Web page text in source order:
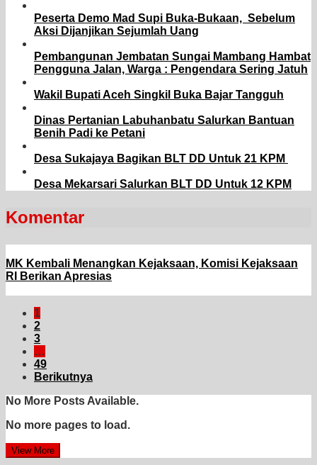
Peserta Demo Mad Supi Buka-Bukaan, Sebelum
Aksi Dijanjikan Sejumlah Uang
Pembangunan Jembatan Sungai Mambang Hambat
Pengguna Jalan, Warga : Pengendara Sering Jatuh
Wakil Bupati Aceh Singkil Buka Bajar Tangguh
Dinas Pertanian Labuhanbatu Salurkan Bantuan
Benih Padi ke Petani
Desa Sukajaya Bagikan BLT DD Untuk 21 KPM
Desa Mekarsari Salurkan BLT DD Untuk 12 KPM
Komentar
MK Kembali Menangkan Kejaksaan, Komisi Kejaksaan
RI Berikan Apresias
1
2
3
…
49
Berikutnya
No More Posts Available.
No more pages to load.
View More